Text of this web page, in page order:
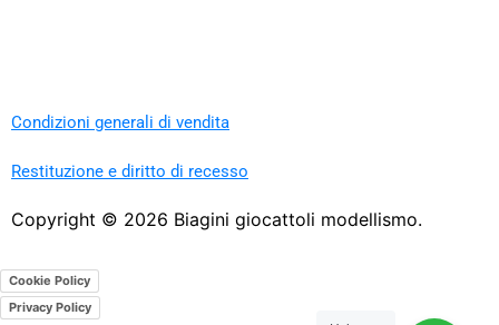
Condizioni generali di vendita
Restituzione e diritto di recesso
Copyright © 2026 Biagini giocattoli modellismo.
Cookie Policy
Privacy Policy